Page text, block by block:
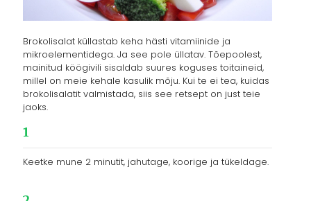
Brokolisalat küllastab keha hästi vitamiinide ja
mikroelementidega. Ja see pole üllatav. Tõepoolest,
mainitud köögivili sisaldab suures koguses toitaineid,
millel on meie kehale kasulik mõju. Kui te ei tea, kuidas
brokolisalatit valmistada, siis see retsept on just teie
jaoks.
1
Keetke mune 2 minutit, jahutage, koorige ja tükeldage.